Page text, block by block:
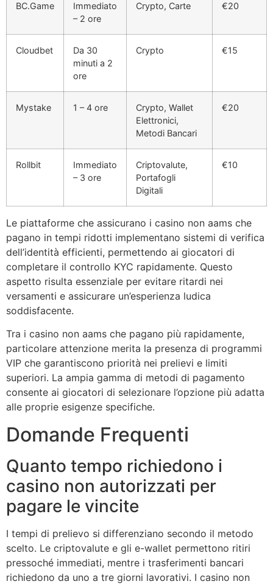
BC.Game
Immediato
– 2 ore
Crypto, Carte €20
Cloudbet
Da 30
minuti a 2
ore
Crypto €15
Mystake 1 – 4 ore
Crypto, Wallet
Elettronici,
Metodi Bancari
€20
Rollbit
Immediato
– 3 ore
Criptovalute,
Portafogli
Digitali
€10
Le piattaforme che assicurano i casino non aams che
pagano in tempi ridotti implementano sistemi di verifica
dell’identità efficienti, permettendo ai giocatori di
completare il controllo KYC rapidamente. Questo
aspetto risulta essenziale per evitare ritardi nei
versamenti e assicurare un’esperienza ludica
soddisfacente.
Tra i casino non aams che pagano più rapidamente,
particolare attenzione merita la presenza di programmi
VIP che garantiscono priorità nei prelievi e limiti
superiori. La ampia gamma di metodi di pagamento
consente ai giocatori di selezionare l’opzione più adatta
alle proprie esigenze specifiche.
Domande Frequenti
Quanto tempo richiedono i
casino non autorizzati per
pagare le vincite
I tempi di prelievo si differenziano secondo il metodo
scelto. Le criptovalute e gli e-wallet permettono ritiri
pressoché immediati, mentre i trasferimenti bancari
richiedono da uno a tre giorni lavorativi. I casino non